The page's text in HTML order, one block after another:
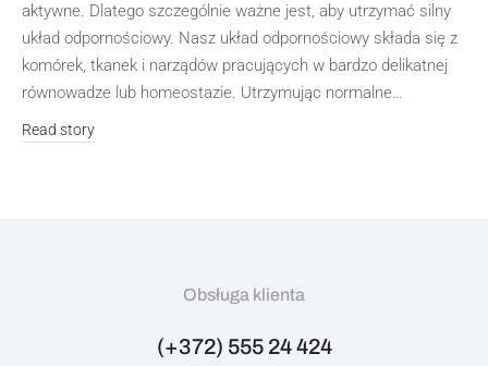
aktywne. Dlatego szczególnie ważne jest, aby utrzymać silny
układ odpornościowy. Nasz układ odpornościowy składa się z
komórek, tkanek i narządów pracujących w bardzo delikatnej
równowadze lub homeostazie. Utrzymując normalne…
Read story
Obsługa klienta
(+372) 555 24 424